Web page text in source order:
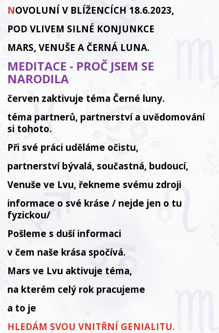
NOVOLUNÍ V BLÍŽENCÍCH 18.6.2023,
POD VLIVEM SILNÉ KONJUNKCE
MARS, VENUŠE A ČERNÁ LUNA.
MEDITACE - PROČ JSEM SE
NARODILA
červen zaktivuje téma Černé luny.
téma partnerů, partnerství a uvědomování
si tohoto.
Při své práci uděláme očistu,
partnerství bývalá, součastná, budoucí,
Venuše ve Lvu, řekneme svému zdroji
informace o své kráse / nejde jen o tu
fyzickou/
Pošleme s duší informaci
v čem naše krása spočívá.
Mars ve Lvu aktivuje téma,
na kterém celý rok pracujeme
a to je
HLEDÁM SVOU VNITŘNÍ GENIALITU.